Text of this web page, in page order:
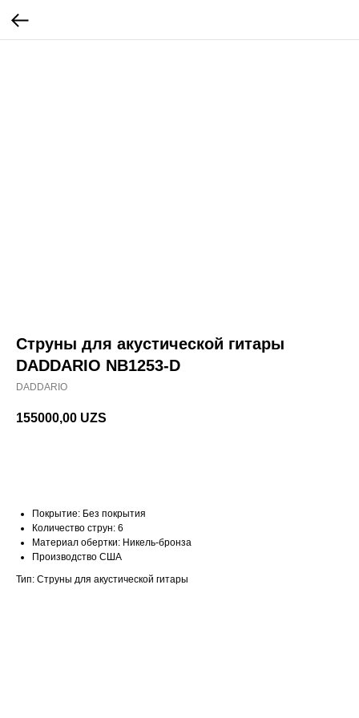
Струны для акустической гитары
DADDARIO NB1253-D
DADDARIO
155000,00 UZS
Покрытие: Без покрытия
Количество струн: 6
Материал обертки: Никель-бронза
Производство США
Тип: Струны для акустической гитары